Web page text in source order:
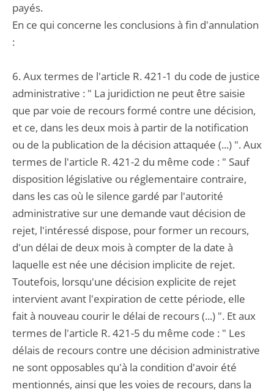
payés.
En ce qui concerne les conclusions à fin d'annulation
:
6. Aux termes de l'article R. 421-1 du code de justice
administrative : " La juridiction ne peut être saisie
que par voie de recours formé contre une décision,
et ce, dans les deux mois à partir de la notification
ou de la publication de la décision attaquée (...) ". Aux
termes de l'article R. 421-2 du même code : " Sauf
disposition législative ou réglementaire contraire,
dans les cas où le silence gardé par l'autorité
administrative sur une demande vaut décision de
rejet, l'intéressé dispose, pour former un recours,
d'un délai de deux mois à compter de la date à
laquelle est née une décision implicite de rejet.
Toutefois, lorsqu'une décision explicite de rejet
intervient avant l'expiration de cette période, elle
fait à nouveau courir le délai de recours (...) ". Et aux
termes de l'article R. 421-5 du même code : " Les
délais de recours contre une décision administrative
ne sont opposables qu'à la condition d'avoir été
mentionnés, ainsi que les voies de recours, dans la